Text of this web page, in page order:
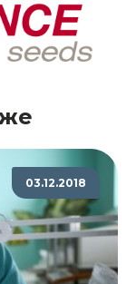
03.12.2018